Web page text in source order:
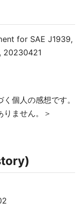
for SAE J1939,
20230421
個人の感想です。
ません。＞